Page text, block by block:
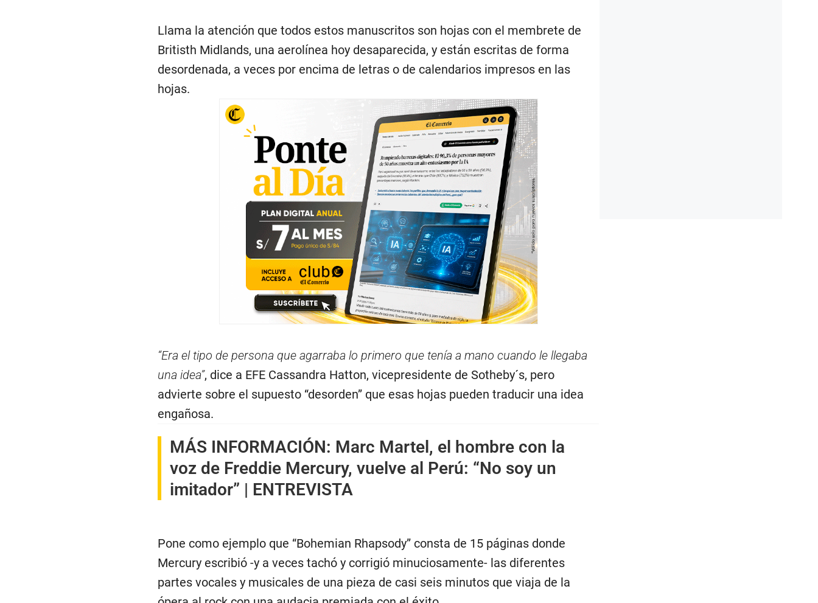
Llama la atención que todos estos manuscritos son hojas con el membrete de
Britisth Midlands, una aerolínea hoy desaparecida, y están escritas de forma
desordenada, a veces por encima de letras o de calendarios impresos en las
hojas.
“Era el tipo de persona que agarraba lo primero que tenía a mano cuando le llegaba
una idea”, dice a EFE Cassandra Hatton, vicepresidente de Sotheby´s, pero
advierte sobre el supuesto “desorden” que esas hojas pueden traducir una idea
engañosa.
MÁS INFORMACIÓN: Marc Martel, el hombre con la
voz de Freddie Mercury, vuelve al Perú: “No soy un
imitador” | ENTREVISTA
Pone como ejemplo que “Bohemian Rhapsody” consta de 15 páginas donde
Mercury escribió -y a veces tachó y corrigió minuciosamente- las diferentes
partes vocales y musicales de una pieza de casi seis minutos que viaja de la